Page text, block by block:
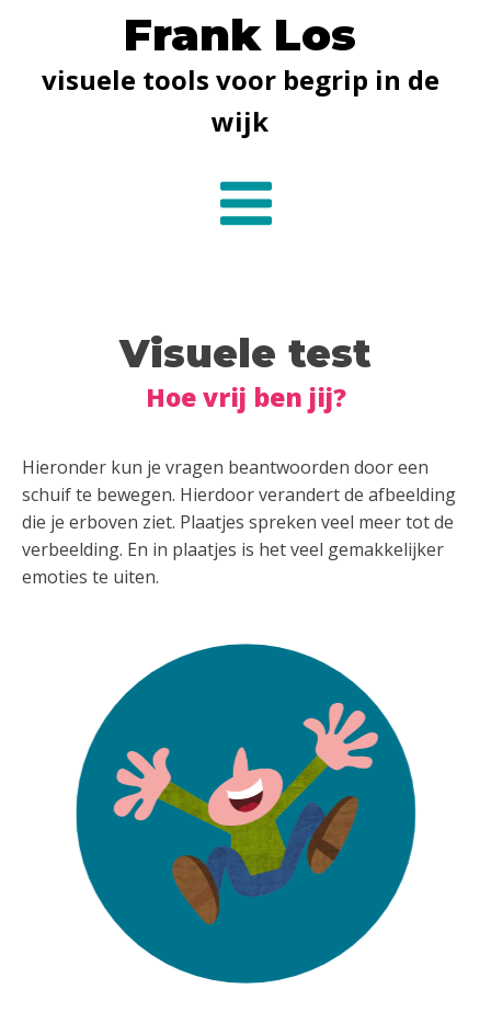
Frank Los
visuele tools voor begrip in de
wijk
Visuele test
Hoe vrij ben jij?
Hieronder kun je vragen beantwoorden door een
schuif te bewegen. Hierdoor verandert de afbeelding
die je erboven ziet. Plaatjes spreken veel meer tot de
verbeelding. En in plaatjes is het veel gemakkelijker
emoties te uiten.